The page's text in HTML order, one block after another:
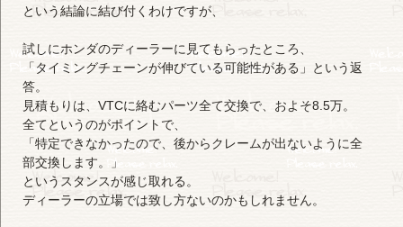
という結論に結び付くわけですが、
試しにホンダのディーラーに見てもらったところ、
「タイミングチェーンが伸びている可能性がある」という返
答。
見積もりは、VTCに絡むパーツ全て交換で、およそ8.5万。
全てというのがポイントで、
「特定できなかったので、後からクレームが出ないように全
部交換します。」
というスタンスが感じ取れる。
ディーラーの立場では致し方ないのかもしれません。